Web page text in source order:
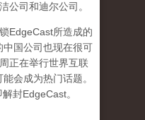
公司和迪尔公司。
EdgeCast所造成的
国公司也现在很可
正在举行世界互联
会成为热门话题。
封EdgeCast。